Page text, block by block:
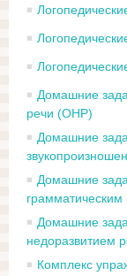
Домашние
речи (ОНР)
Домашние
Домашние
Домашние
недоразвитием
Комплекс